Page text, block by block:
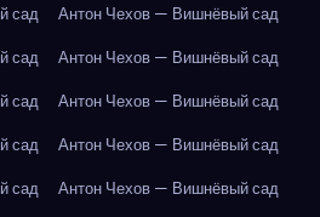
сад
Антон Чехов — Вишнёвый сад
сад
Антон Чехов — Вишнёвый сад
сад
Антон Чехов — Вишнёвый сад
сад
Антон Чехов — Вишнёвый сад
сад
Антон Чехов — Вишнёвый сад